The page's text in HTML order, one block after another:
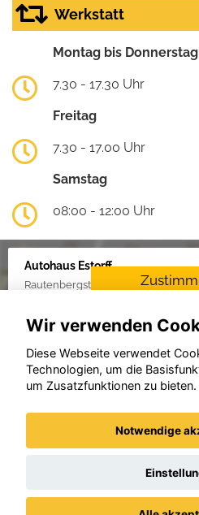
Werkstatt
Montag bis Donnerstag
7.30 - 17.30 Uhr
Freitag
7.30 - 17.00 Uhr
Samstag
08:00 - 12:00 Uhr
Autohaus Estorff
Rautenbergstraße 38, 24306 Plön
Für die
Zustimmung zu
Wir verwenden
Diese Webseite verwendet
Technologien, um die
um Zusatzfunktionen zu bieten.
Notwendige